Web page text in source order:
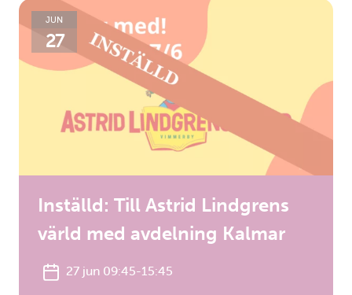
JUN
27
Inställd: Till Astrid Lindgrens
värld med avdelning Kalmar
27 jun 09:45-15:45